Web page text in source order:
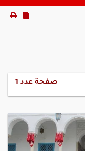
صفحة عدد 1